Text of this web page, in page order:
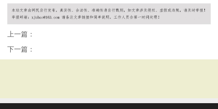
上一篇：
下一篇：